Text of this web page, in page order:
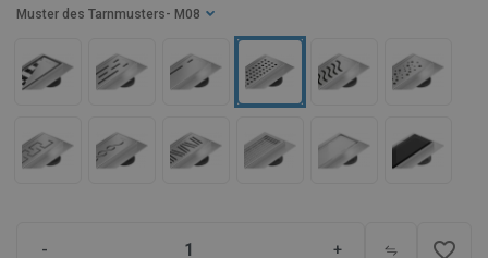
Muster des Tarnmusters - M08
- + favorite_border